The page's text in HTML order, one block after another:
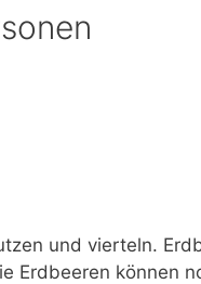
und vierteln.
Erdbeeren können